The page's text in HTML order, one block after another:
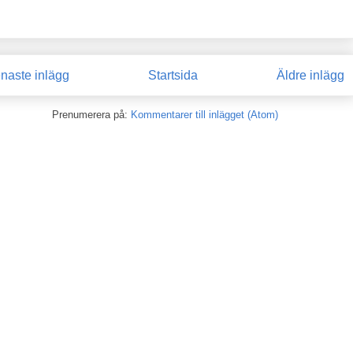
inlägg Äldre inlägg
Startsida
Prenumerera på: Kommentarer till inlägget (Atom)